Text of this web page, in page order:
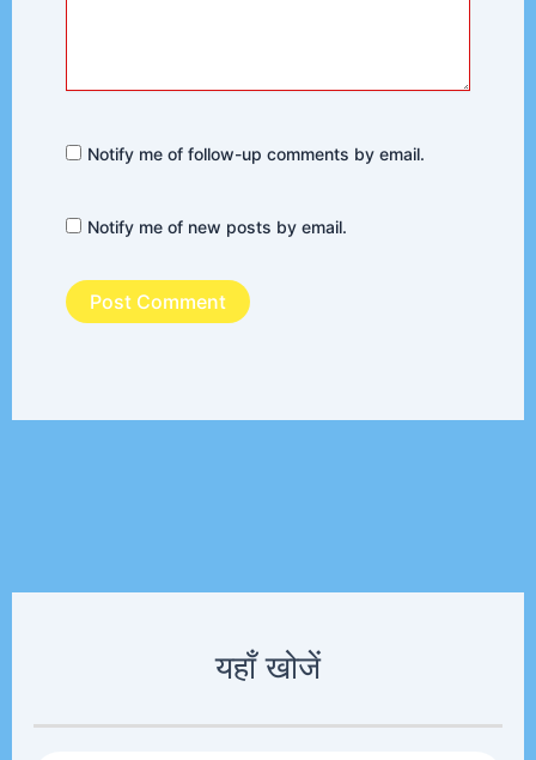
Notify me of follow-up comments by email.
Notify me of new posts by email.
यहाँ खोजें